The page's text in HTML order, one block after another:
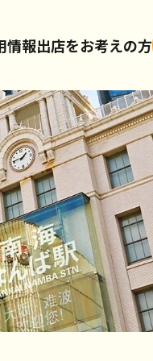
情報出店をお考えの方